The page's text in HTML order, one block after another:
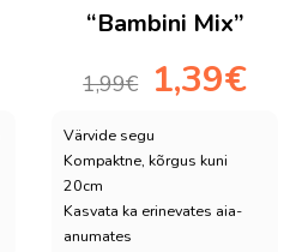
“Bambini Mix”
1,99€
Algne
hind
1,99€.
1,39€hind
Värvide segu
Kompaktne, kõrgus kuni
20cm
Kasvata ka erinevates aia-
anumates